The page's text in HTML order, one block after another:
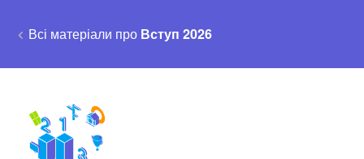
Всі матеріали про Вступ 2026